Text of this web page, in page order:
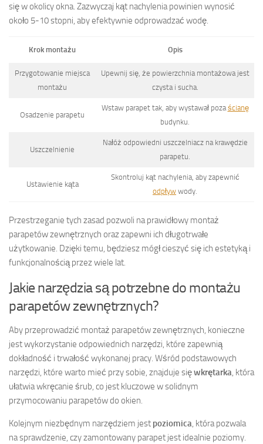
się w okolicy okna. Zazwyczaj kąt nachylenia powinien wynosić
około 5-10 stopni, aby efektywnie odprowadzać wodę.
Krok montażu Opis
Przygotowanie miejsca
montażu
Upewnij się, że powierzchnia montażowa jest
czysta i sucha.
Osadzenie parapetu
Wstaw parapet tak, aby wystawał poza ścianę
budynku.
Uszczelnienie
Nałóż odpowiedni uszczelniacz na krawędzie
parapetu.
Ustawienie kąta
Skontroluj kąt nachylenia, aby zapewnić
odpływ wody.
Przestrzeganie tych zasad pozwoli na prawidłowy montaż
parapetów zewnętrznych oraz zapewni ich długotrwałe
użytkowanie. Dzięki temu, będziesz mógł cieszyć się ich estetyką i
funkcjonalnością przez wiele lat.
Jakie narzędzia są potrzebne do montażu
parapetów zewnętrznych?
Aby przeprowadzić montaż parapetów zewnętrznych, konieczne
jest wykorzystanie odpowiednich narzędzi, które zapewnią
dokładność i trwałość wykonanej pracy. Wśród podstawowych
narzędzi, które warto mieć przy sobie, znajduje sięwkrętarka, która
ułatwia wkręcanie śrub, co jest kluczowe w solidnym
przymocowaniu parapetów do okien.
Kolejnym niezbędnym narzędziem jest poziomica, która pozwala
na sprawdzenie, czy zamontowany parapet jest idealnie poziomy.